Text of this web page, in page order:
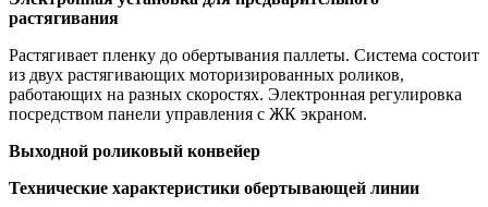
растягивания
Растягивает пленку до обертывания паллеты. Система состоит
из двух растягивающих моторизированных роликов,
работающих на разных скоростях. Электронная регулировка
посредством панели управления с ЖК экраном.
Выходной роликовый конвейер
Технические характеристики обертывающей линии